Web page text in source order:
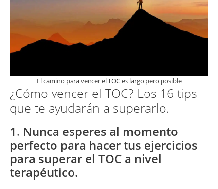
El camino para vencer el TOC es largo pero posible
¿Cómo vencer el TOC? Los 16 tips
que te ayudarán a superarlo.
1. Nunca esperes al momento
perfecto para hacer tus ejercicios
para superar el TOC a nivel
terapéutico.